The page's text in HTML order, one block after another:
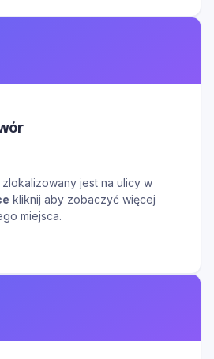
zlokalizowany jest na ulicy w
kliknij aby zobaczyć więcej
miejsca.